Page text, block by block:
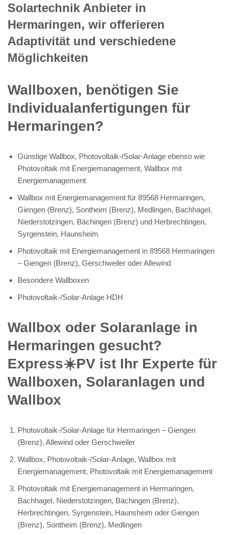
Solartechnik Anbieter in
Hermaringen, wir offerieren
Adaptivität und verschiedene
Möglichkeiten
Wallboxen, benötigen Sie
Individualanfertigungen für
Hermaringen?
Günstige Wallbox, Photovoltaik-/Solar-Anlage ebenso wie
Photovoltaik mit Energiemanagement, Wallbox mit
Energiemanagement
Wallbox mit Energiemanagement für 89568 Hermaringen,
Giengen (Brenz), Sontheim (Brenz), Medlingen, Bachhagel,
Niederstotzingen, Bächingen (Brenz) und Herbrechtingen,
Syrgenstein, Haunsheim
Photovoltaik mit Energiemanagement in 89568 Hermaringen
– Giengen (Brenz), Gerschweiler oder Allewind
Besondere Wallboxen
Photovoltaik-/Solar-Anlage HDH
Wallbox oder Solaranlage in
Hermaringen gesucht?
Express☀️PV️ ist Ihr Experte für
Wallboxen, Solaranlagen und
Wallbox
Photovoltaik-/Solar-Anlage für Hermaringen – Giengen
(Brenz), Allewind oder Gerschweiler
Wallbox, Photovoltaik-/Solar-Anlage, Wallbox mit
Energiemanagement, Photovoltaik mit Energiemanagement
Photovoltaik mit Energiemanagement in Hermaringen,
Bachhagel, Niederstotzingen, Bächingen (Brenz),
Herbrechtingen, Syrgenstein, Haunsheim oder Giengen
(Brenz), Sontheim (Brenz), Medlingen